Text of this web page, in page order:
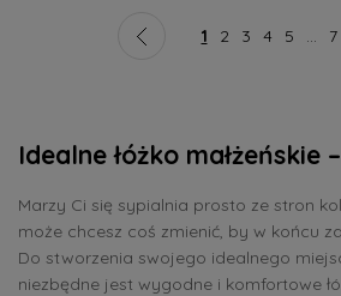
1 2 3 4 5 ... 7
Idealne łóżko małżeńskie
Marzy Ci się sypialnia prosto ze stron
może chcesz coś zmienić, by w końcu
Do stworzenia swojego idealnego
niezbędne jest wygodne i komfortowe